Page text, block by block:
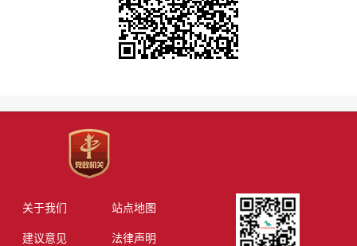
关于我们 站点地图
建议意见 法律声明